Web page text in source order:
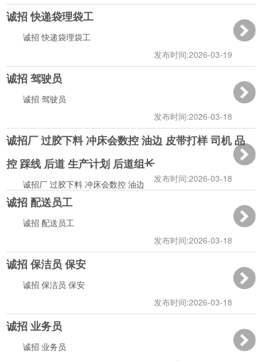
诚招 快递袋理袋工
发布时间:2026-03-19
诚招 快递袋理袋工
诚招 驾驶员
发布时间:2026-03-18
15:32:50
诚招 驾驶员
诚招厂 过胶下料 冲床会数控 油边 皮带打样 司机 品
控 踩线 后道 生产计划 后道组长
发布时间:2026-03-18
诚招厂 过胶下料 冲床会数控 油边 皮带打样 司机 品控
踩线 后道 生产计划 后道组长
诚招 配送员工
发布时间:2026-03-18
诚招 配送员工
诚招 保洁员 保安
发布时间:2026-03-18
诚招 保洁员 保安
诚招 业务员
诚招 业务员